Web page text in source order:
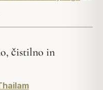
čistilno in